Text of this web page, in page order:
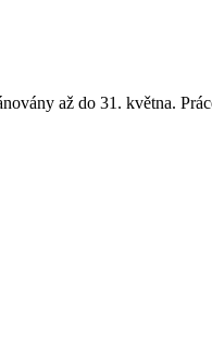
až do 31. května.